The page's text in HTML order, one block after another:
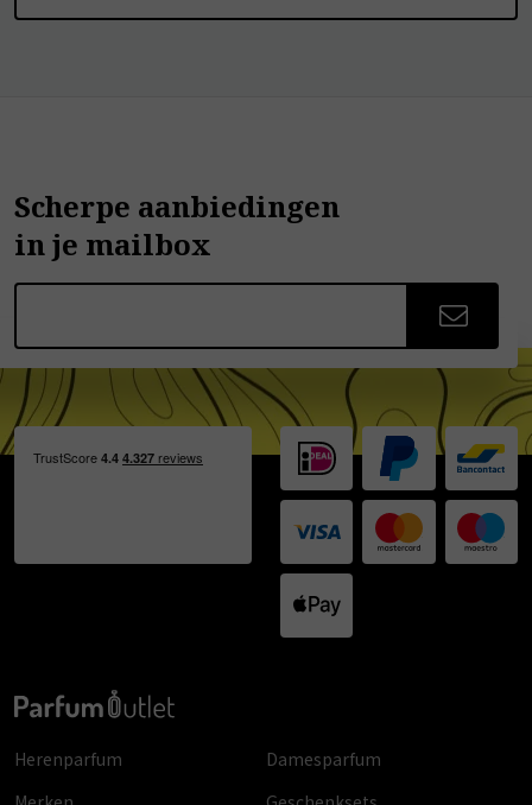
Scherpe aanbiedingen
in je mailbox
Herenparfum
Damesparfum